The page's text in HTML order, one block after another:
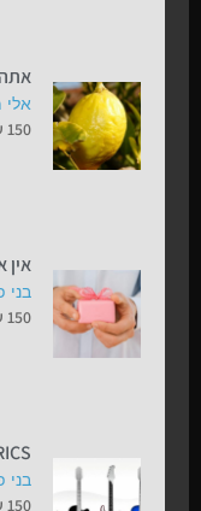
אלי
150
אין
בני
150
בני
150